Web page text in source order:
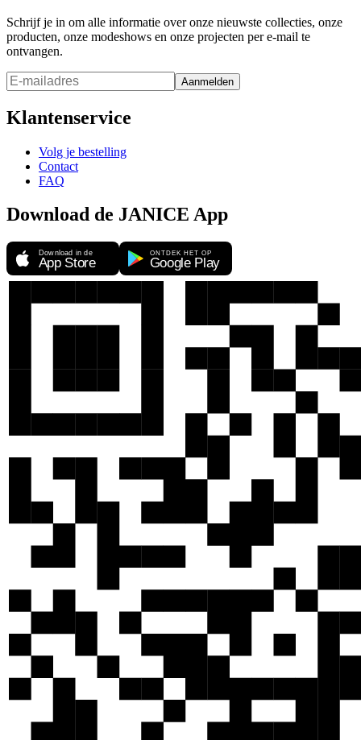
Schrijf je in om alle informatie over onze nieuwste collecties, onze
producten, onze modeshows en onze projecten per e-mail te
ontvangen.
Aanmelden
Klantenservice
Volg je bestelling
Contact
FAQ
Download de JANICE App